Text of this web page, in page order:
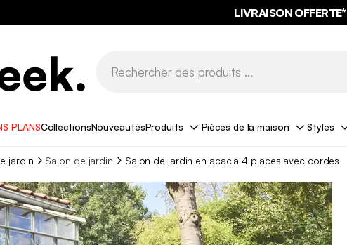
LIVRAISON OFFERTE*
PLANSCollectionsNouveautésProduits Pièces de la maison Styles
jardin Salon de jardin Salon de jardin en acacia 4 places avec cordes